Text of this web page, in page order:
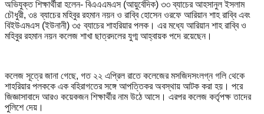
অভিযুক্ত শিক্ষার্থীরা হলেন- বিএএএমএস (আয়ুর্বেদিক) ৩৩ ব্যাচের আহসানুল ইসলাম
চৌধুরী, ৩৪ ব্যাচের মহিবুর রহমান নয়ন ও রাব্বি হোসেন ওরফে আরিয়ান শাহ রাব্বি এবং
বিইউএমএস (ইউনানী) ৩৫ ব্যাচের শাহরিয়ার পলক। এর মধ্যে আরিয়ান শাহ রাব্বি ও
মহিবুর রহমান নয়ন কলেজ শাখা ছাত্রদলের যুগ্ম আহ্বায়ক পদে রয়েছেন।
কলেজ সূত্রে জানা গেছে, গত ২২ এপ্রিল রাতে কলেজের মসজিদসংলগ্ন গলি থেকে
শাহরিয়ার পলককে এক বহিরাগতের সঙ্গে আপত্তিকর অবস্থায় আটক করা হয়। পরে
জিজ্ঞাসাবাদে আরও কয়েকজন শিক্ষার্থীর নাম উঠে আসে। এরপর কলেজ কর্তৃপক্ষ তাদের
পুলিশে দেয়।